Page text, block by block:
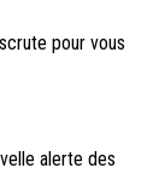
pour vous
alerte des